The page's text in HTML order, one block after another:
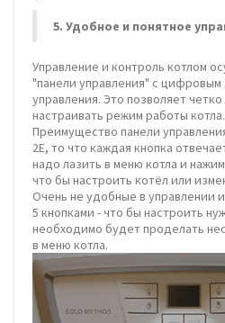
5. Удобное и понятное
Управление и контроль котлом
"панели управления" с
управления. Это позволяет
настраивать режим работы котла.
Преимущество панели
2E, то что каждая кнопка
надо лазить в меню котла и
что бы настроить котёл или
Очень не удобные в управлении
5 кнопками - что бы настроить
необходимо будет проделать
в меню котла.